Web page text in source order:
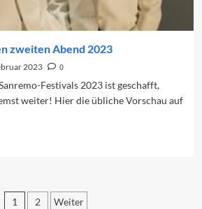
zweiten Abend 2023
2023
0
Festivals 2023 ist geschafft,
weiter! Hier die übliche Vorschau auf
1 2 Weiter